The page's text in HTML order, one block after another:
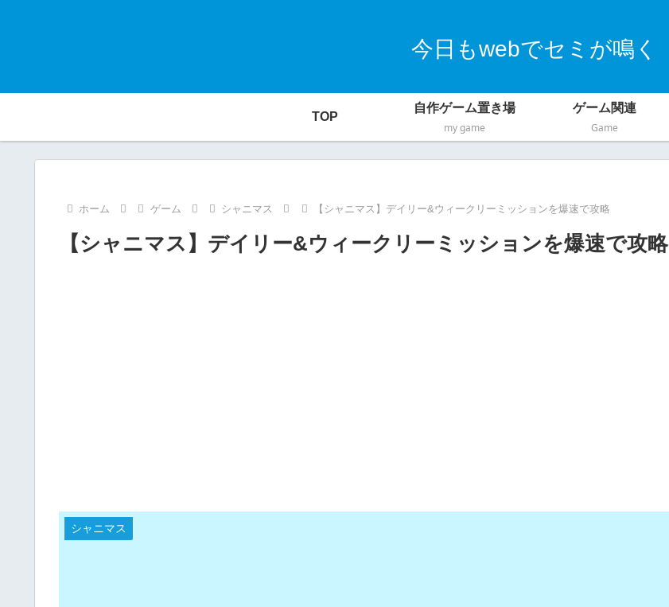
今日もwebでセミが鳴く
TOP
自作ゲーム置き場
my game
ゲーム関連
Game
ホーム ゲーム シャニマス 【シャニマス】デイリー&ウィークリーミッションを爆速で攻略
【シャニマス】デイリー&ウィークリーミッションを爆速で攻略
シャニマス